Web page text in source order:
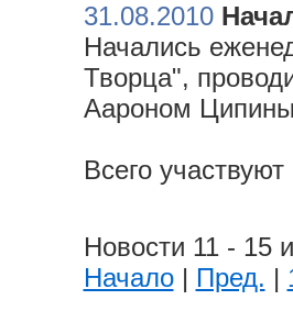
31.08.2010
Начались
Творца",
Аароном
Всего
Новости 11 - 15
Начало| Пред. |